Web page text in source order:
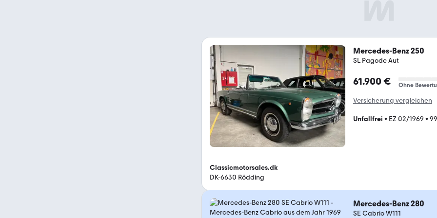
Mercedes-Benz 250
SL Pagode Aut
61.900 € Ohne
Versicherung vergleichen
Unfallfrei • EZ 02/1969 •
Classicmotorsales.dk
DK-6630 Rödding
Mercedes-Benz 280
SE Cabrio W111